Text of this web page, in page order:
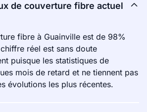
de couverture fibre actuel
fibre à Guainville est de 98%
chiffre réel est sans doute
puisque les statistiques de
mois de retard et ne tiennent pas
évolutions les plus récentes.